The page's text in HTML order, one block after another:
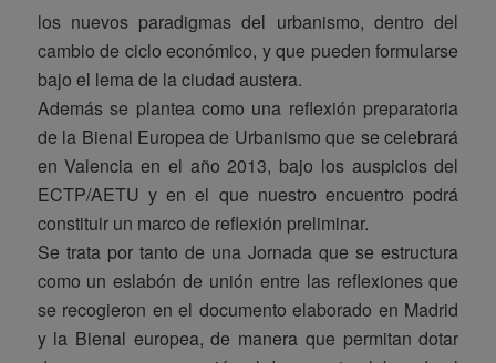
los nuevos paradigmas del urbanismo, dentro del
cambio de ciclo económico, y que pueden formularse
bajo el lema de la ciudad austera.
Además se plantea como una reflexión preparatoria
de la Bienal Europea de Urbanismo que se celebrará
en Valencia en el año 2013, bajo los auspicios del
ECTP/AETU y en el que nuestro encuentro podrá
constituir un marco de reflexión preliminar.
Se trata por tanto de una Jornada que se estructura
como un eslabón de unión entre las reflexiones que
se recogieron en el documento elaborado en Madrid
y la Bienal europea, de manera que permitan dotar